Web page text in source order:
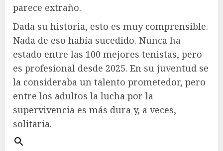
parece extraño.
Dada su historia, esto es muy comprensible.
Nada de eso había sucedido. Nunca ha
estado entre las 100 mejores tenistas, pero
es profesional desde 2025. En su juventud se
la consideraba un talento prometedor, pero
entre los adultos la lucha por la
supervivencia es más dura y, a veces,
solitaria.